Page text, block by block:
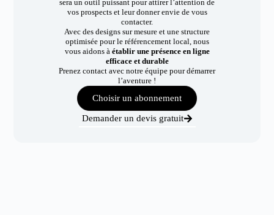
sera un outil puissant pour attirer l’attention de
vos prospects et leur donner envie de vous
contacter.
Avec des designs sur mesure et une structure
optimisée pour le référencement local, nous
vous aidons à établir une présence en ligne
efficace et durable
Prenez contact avec notre équipe pour démarrer
l’aventure !
Choisir un abonnement
Demander un devis gratuit